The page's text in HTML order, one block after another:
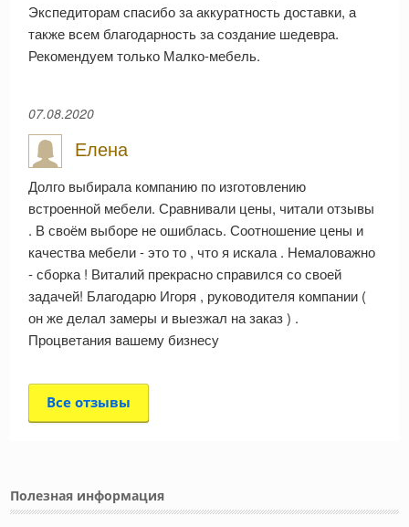
Экспедиторам спасибо за аккуратность доставки, а
также всем благодарность за создание шедевра.
Рекомендуем только Малко-мебель.
07.08.2020
Елена
Долго выбирала компанию по изготовлению
встроенной мебели. Сравнивали цены, читали отзывы
. В своём выборе не ошиблась. Соотношение цены и
качества мебели - это то , что я искала . Немаловажно
- сборка ! Виталий прекрасно справился со своей
задачей! Благодарю Игоря , руководителя компании (
он же делал замеры и выезжал на заказ ) .
Процветания вашему бизнесу
Все отзывы
Полезная информация